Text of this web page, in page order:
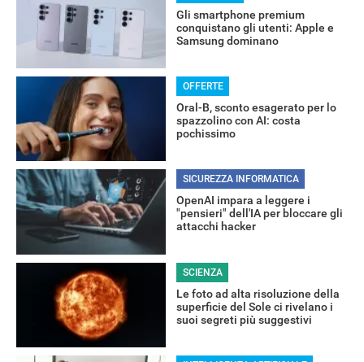
RECENSIONI
Gli smartphone premium
conquistano gli utenti: Apple e
Samsung dominano
OFFERTE
Oral-B, sconto esagerato per lo
spazzolino con AI: costa
pochissimo
SICUREZZA INFORMATICA
OpenAI impara a leggere i
"pensieri" dell'IA per bloccare gli
attacchi hacker
SCIENZA
Le foto ad alta risoluzione della
superficie del Sole ci rivelano i
suoi segreti più suggestivi